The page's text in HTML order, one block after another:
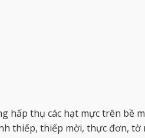
hấp thụ các hạt mực trên bề
thiếp, thiếp mời, thực đơn, tờ